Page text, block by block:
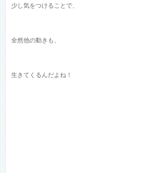
少し気をつけることで、
全然他の動きも、
生きてくるんだよね！